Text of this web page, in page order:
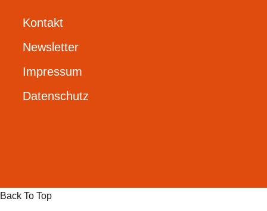
Kontakt
Newsletter
Impressum
Datenschutz
Back To Top